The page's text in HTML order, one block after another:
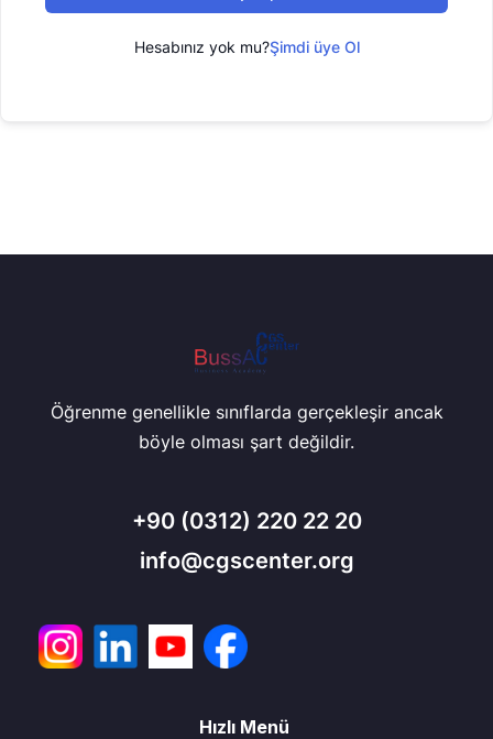
Hesabınız yok mu?Şimdi üye Ol
Öğrenme genellikle sınıflarda gerçekleşir ancak
böyle olması şart değildir.
+90 (0312) 220 22 20
info@cgscenter.org
Hızlı Menü